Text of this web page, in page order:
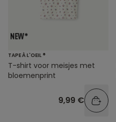
TAPE À L'OEIL ®
T-shirt voor meisjes met
bloemenprint
9,99 €